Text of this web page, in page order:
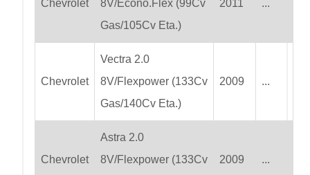
Chevrolet
8V/Econo.Flex (99Cv
Gas/105Cv Eta.)
2011 ...
Chevrolet
Vectra 2.0
8V/Flexpower (133Cv
Gas/140Cv Eta.)
2009 ...
Chevrolet
Astra 2.0
8V/Flexpower (133Cv
2009 ...